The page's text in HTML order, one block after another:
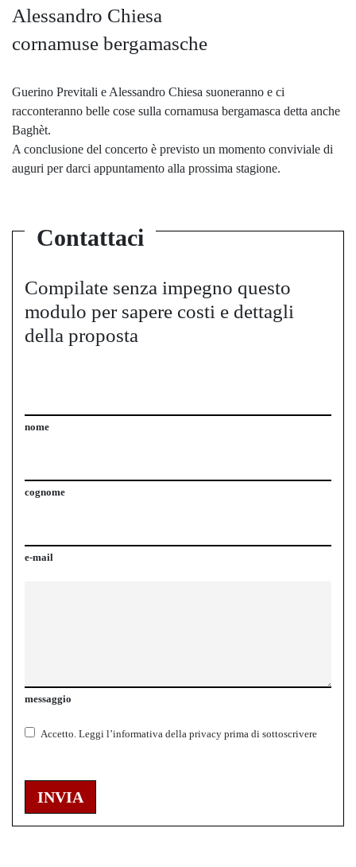
Alessandro Chiesa
cornamuse bergamasche
Guerino Previtali e Alessandro Chiesa suoneranno e ci
racconteranno belle cose sulla cornamusa bergamasca detta anche
Baghèt.
A conclusione del concerto è previsto un momento conviviale di
auguri per darci appuntamento alla prossima stagione.
Contattaci
Compilate senza impegno questo
modulo per sapere costi e dettagli
della proposta
nome
cognome
e-mail
messaggio
Accetto. Leggi l’informativa della privacy prima di sottoscrivere
INVIA